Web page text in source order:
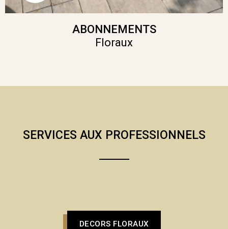
ABONNEMENTS
Floraux
SERVICES AUX PROFESSIONNELS
DECORS FLORAUX